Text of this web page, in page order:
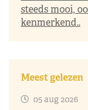
steeds mooi,
kenmerkend..
Meest gelezen
05 aug 2026